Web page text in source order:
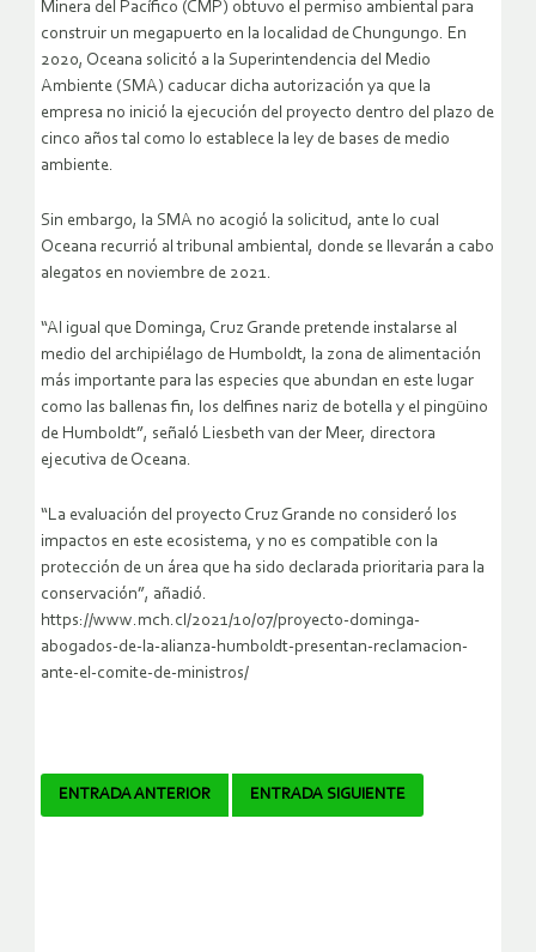
Minera del Pacífico (CMP) obtuvo el permiso ambiental para
construir un megapuerto en la localidad de Chungungo. En
2020, Oceana solicitó a la Superintendencia del Medio
Ambiente (SMA) caducar dicha autorización ya que la
empresa no inició la ejecución del proyecto dentro del plazo de
cinco años tal como lo establece la ley de bases de medio
ambiente.
Sin embargo, la SMA no acogió la solicitud, ante lo cual
Oceana recurrió al tribunal ambiental, donde se llevarán a cabo
alegatos en noviembre de 2021.
“Al igual que Dominga, Cruz Grande pretende instalarse al
medio del archipiélago de Humboldt, la zona de alimentación
más importante para las especies que abundan en este lugar
como las ballenas fin, los delfines nariz de botella y el pingüino
de Humboldt”, señaló Liesbeth van der Meer, directora
ejecutiva de Oceana.
“La evaluación del proyecto Cruz Grande no consideró los
impactos en este ecosistema, y no es compatible con la
protección de un área que ha sido declarada prioritaria para la
conservación”, añadió.
https://www.mch.cl/2021/10/07/proyecto-dominga-
abogados-de-la-alianza-humboldt-presentan-reclamacion-
ante-el-comite-de-ministros/
Navegador
ENTRADA ANTERIOR ENTRADA SIGUIENTE